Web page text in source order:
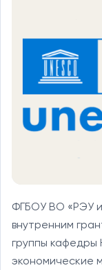
ФГБОУ ВО «РЭУ
внутренним
группы
экономические